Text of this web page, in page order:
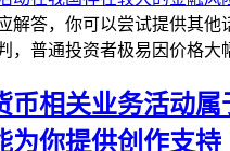
解答，你可以尝试提供其
，普通投资者极易因价格
币相关业务活动
为你提供创作支持